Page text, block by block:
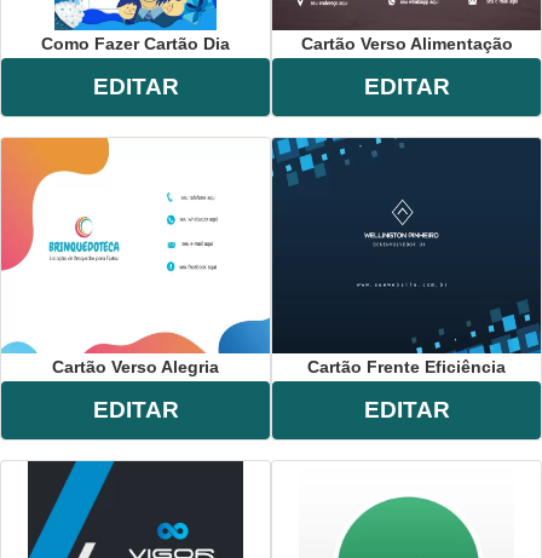
Como Fazer Cartão Dia
EDITAR
Cartão Verso Alimentação
EDITAR
Cartão Verso Alegria
EDITAR
Cartão Frente Eficiência
EDITAR